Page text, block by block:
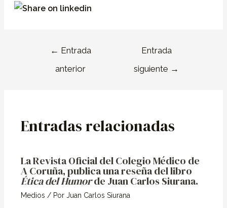
← Entrada
anterior
Entrada
siguiente →
Entradas relacionadas
La Revista Oficial del Colegio Médico de
A Coruña, publica una reseña del libro
Ética del Humorde Juan Carlos Siurana.
Medios / PorJuan Carlos Siurana